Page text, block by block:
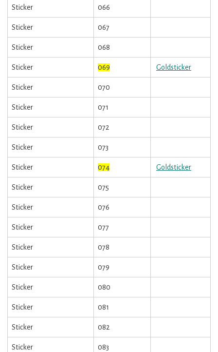
Sticker 066
Sticker 067
Sticker 068
Sticker 069 Goldsticker
Sticker 070
Sticker 071
Sticker 072
Sticker 073
Sticker 074 Goldsticker
Sticker 075
Sticker 076
Sticker 077
Sticker 078
Sticker 079
Sticker 080
Sticker 081
Sticker 082
Sticker 083